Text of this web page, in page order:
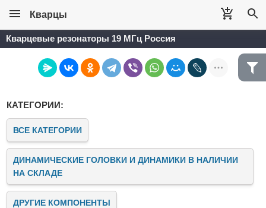
Кварцы
Кварцевые резонаторы 19 МГц Россия
КАТЕГОРИИ:
ВСЕ КАТЕГОРИИ
ДИНАМИЧЕСКИЕ ГОЛОВКИ И ДИНАМИКИ В НАЛИЧИИ
НА СКЛАДЕ
ДРУГИЕ КОМПОНЕНТЫ